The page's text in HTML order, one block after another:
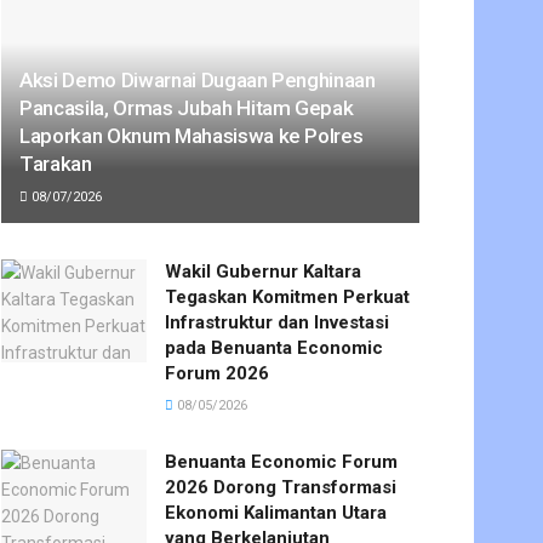
Aksi Demo Diwarnai Dugaan Penghinaan
Pancasila, Ormas Jubah Hitam Gepak
Laporkan Oknum Mahasiswa ke Polres
Tarakan
08/07/2026
Wakil Gubernur Kaltara
Tegaskan Komitmen Perkuat
Infrastruktur dan Investasi
pada Benuanta Economic
Forum 2026
08/05/2026
Benuanta Economic Forum
2026 Dorong Transformasi
Ekonomi Kalimantan Utara
yang Berkelanjutan